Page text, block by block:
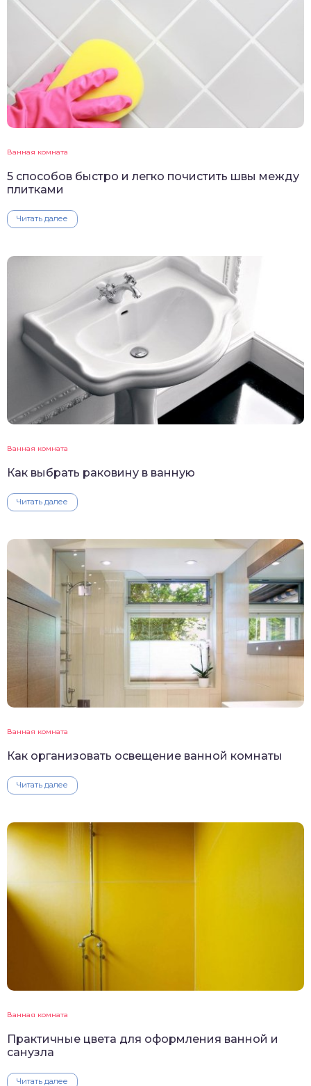
Ванная комната
5 способов быстро и легко почистить швы между
плитками
Читать далее
Ванная комната
Как выбрать раковину в ванную
Читать далее
Ванная комната
Как организовать освещение ванной комнаты
Читать далее
Ванная комната
Практичные цвета для оформления ванной и
санузла
Читать далее